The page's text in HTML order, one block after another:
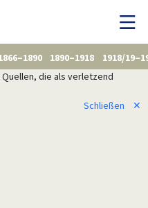
1890–1918
1918/
die als verletzend
Schließen
✕